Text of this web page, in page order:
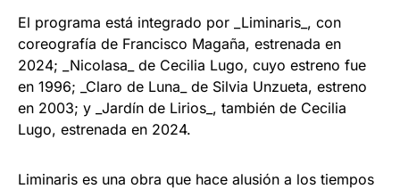
El programa está integrado por _Liminaris_, con
coreografía de Francisco Magaña, estrenada en
2024; _Nicolasa_ de Cecilia Lugo, cuyo estreno fue
en 1996; _Claro de Luna_ de Silvia Unzueta, estreno
en 2003; y _Jardín de Lirios_, también de Cecilia
Lugo, estrenada en 2024.
Liminaris es una obra que hace alusión a los tiempos